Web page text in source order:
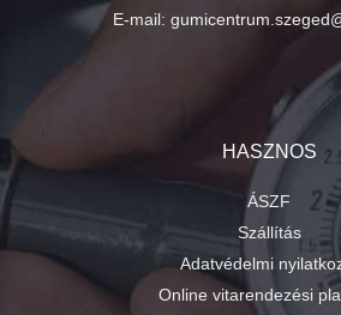
E-mail:
HASZNOS
ÁSZF
Szállítás
Adatvédelmi
Online vitarendezési